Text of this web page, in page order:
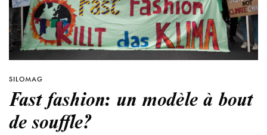
SILOMAG
Fast fashion: un modèle à bout
de souffle?